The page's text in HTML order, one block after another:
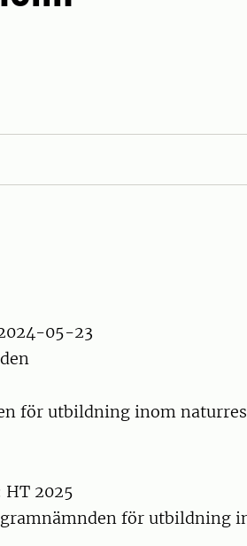
05-23
för utbildning inom
HT 2025
för utbildning